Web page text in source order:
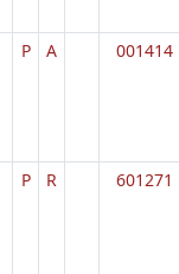
P A 001414
P R 601271